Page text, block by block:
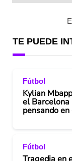
TE PUEDE
Fútbol
Kylian
el Barcelona
pensando
Fútbol
Tragedia en